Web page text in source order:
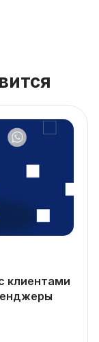
клиентами